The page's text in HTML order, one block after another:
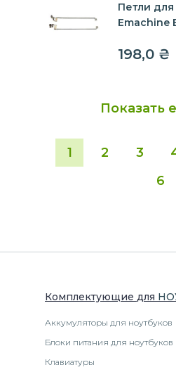
Петли для
Emachine
198,0 ₴
Показать
1 2 3
6
Комплектующие для
Аккумуляторы для ноутбуков
Блоки питания для ноутбуков
Клавиатуры